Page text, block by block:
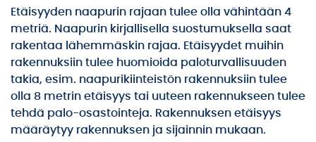
Etäisyyden naapurin rajaan tulee olla vähintään 4
metriä. Naapurin kirjallisella suostumuksella saat
rakentaa lähemmäskin rajaa. Etäisyydet muihin
rakennuksiin tulee huomioida paloturvallisuuden
takia, esim. naapurikiinteistön rakennuksiin tulee
olla 8 metrin etäisyys tai uuteen rakennukseen tulee
tehdä palo-osastointeja. Rakennuksen etäisyys
määräytyy rakennuksen ja sijainnin mukaan.